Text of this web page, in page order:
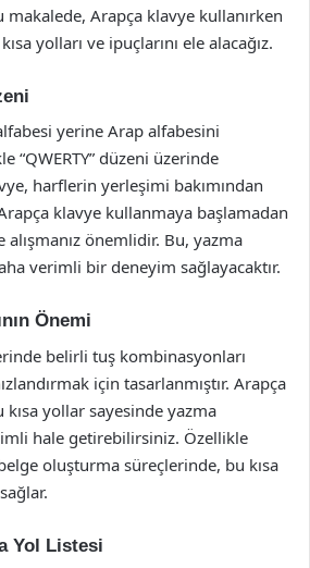
makalede, Arapça klavye kullanırken
yolları ve ipuçlarını ele alacağız.
yerine Arap alfabesini
“QWERTY” düzeni üzerinde
harflerin yerleşimi bakımından
Arapça klavye kullanmaya başlamadan
önemlidir. Bu, yazma
verimli bir deneyim sağlayacaktır.
Önemi
belirli tuş kombinasyonları
için tasarlanmıştır. Arapça
kısa yollar sayesinde yazma
hale getirebilirsiniz. Özellikle
oluşturma süreçlerinde, bu kısa
Yol Listesi